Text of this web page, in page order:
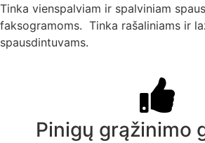
Tinka vienspalviam ir spalviniam
faksogramoms. Tinka rašaliniams ir
spausdintuvams.
Pinigų grąžinimo